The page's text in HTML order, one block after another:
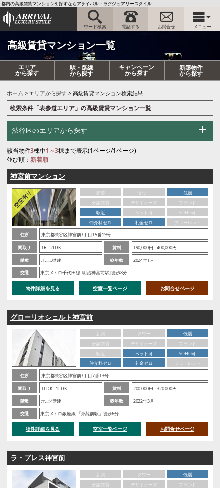
都内の高級賃貸マンションを探すならアライバル・ラグジュアリースタイル
ワード検索 電話する お問合せ メニュー
高級賃貸マンション一覧
エリア
から探す
駅・路線
から探す
キャンペーン
から探す
新築物件
から探す
ホーム エリアから探す 高級賃貸マンション検索結果
検索条件「表参道エリア」の高級賃貸マンション一覧
渋谷区のエリアから探す
該当物件3棟中1～3棟まで表示(1ページ/1ページ)
並び順： 新着順
神宮前マンション
新築 タワー
低層
分譲賃貸
デザイナーズ
ブランド
駅近
ペット可
SOHO可
仲介料ゼロ
礼金ゼロ
フリーレント
住所
東京都渋谷区神宮前3丁目15番19号
間取り
1R - 2LDK 賃料
190,000円 - 400,000円
階数
地上3階建 築年数
2024年1月
交通
東京メトロ千代田線｢明治神宮前駅｣徒歩8分
物件詳細を見る 空室一覧ページ お問合せページ
グローリオシェルト神宮前
新築 タワー
低層
分譲賃貸
デザイナーズ
ブランド
駅近
ペット可
SOHO可
仲介料ゼロ
礼金ゼロ
フリーレント
住所
東京都渋谷区神宮前3丁目7番13号
間取り
1LDK - 1LDK 賃料
200,000円 - 320,000円
階数
地上4階建 築年数
2022年3月
交通
東京メトロ銀座線 「外苑前駅」徒歩6分
物件詳細を見る 空室一覧ページ お問合せページ
ラ・プレス神宮前
新築 タワー
低層
分譲賃貸
デザイナーズ
ブランド